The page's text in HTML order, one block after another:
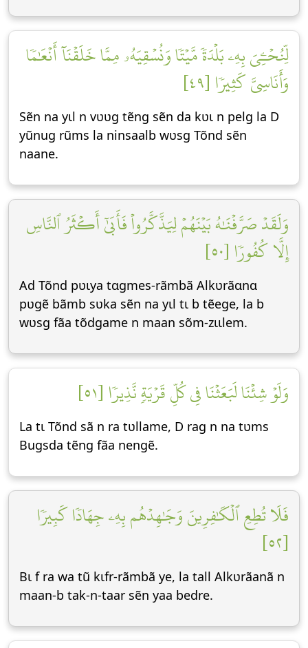
لِّنُحۡـِۧيَ بِهِۦ بَلۡدَةٗ مَّيۡتٗا وَنُسۡقِيَهُۥ مِمَّا خَلَقۡنَآ أَنۡعَٰمٗا
وَأَنَاسِيَّ كَثِيرٗا [٤٩]
Sẽn na yɩl n vʋʋg tẽng sẽn da kʋɩ n pelg la D
yũnug rũms la ninsaalb wʋsg Tõnd sẽn
naane.
وَلَقَدۡ صَرَّفۡنَٰهُ بَيۡنَهُمۡ لِيَذَّكَّرُواْ فَأَبَىٰٓ أَكۡثَرُ ٱلنَّاسِ
إِلَّا كُفُورٗا [٥٠]
Ad Tõnd pʋɩya tɑgmes-rãmbã Alkʋrãɑnɑ
pʋgẽ bãmb sʋka sẽn na yɩl tɩ b tẽege, la b
wʋsg fãa tõdgame n maan sõm-zɩɩlem.
وَلَوۡ شِئۡنَا لَبَعَثۡنَا فِي كُلِّ قَرۡيَةٖ نَّذِيرٗا [٥١]
La tɩ Tõnd sã n ra tʋllame, D rag n na tʋms
Bugsda tẽng fãa nengẽ.
فَلَا تُطِعِ ٱلۡكَٰفِرِينَ وَجَٰهِدۡهُم بِهِۦ جِهَادٗا كَبِيرٗا
[٥٢]
Bɩ f ra wa tũ kɩfr-rãmbã ye, la tall Alkʋrãanã n
maan-b tak-n-taar sẽn yaa bedre.